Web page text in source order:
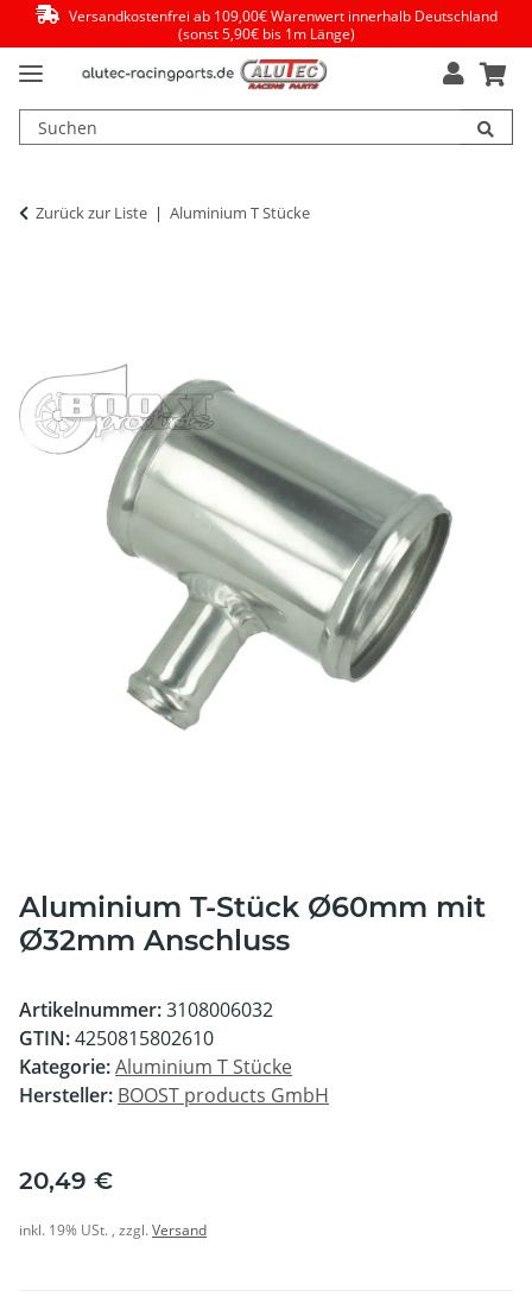
Versandkostenfrei ab 109,00€ Warenwert innerhalb Deutschland
(sonst 5,90€ bis 1m Länge)
Zurück zur Liste Aluminium T Stücke
Aluminium T-Stück Ø60mm mit
Ø32mm Anschluss
Artikelnummer:3108006032
GTIN:4250815802610
Kategorie:Aluminium T Stücke
Hersteller: BOOST products GmbH
20,49 €
inkl. 19% USt. , zzgl.Versand